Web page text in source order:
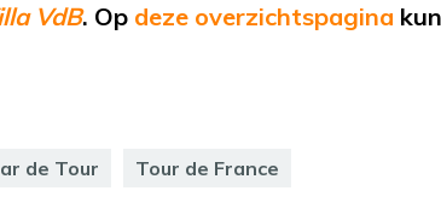
VdB. Op deze overzichtspagina
de Tour Tour de France